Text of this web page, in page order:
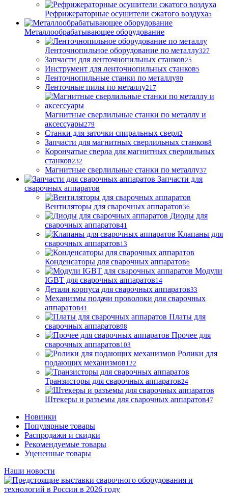
Рефрижераторные осушители сжатого воздуха5
Металлообрабатывающее оборудование
Ленточнопильное оборудование по металлу327
Запчасти для ленточнопильных станков25
Инструмент для ленточнопильных станков5
Ленточнопильные станки по металлу80
Ленточные пилы по металлу217
Магнитные сверлильные станки по металлу и
аксессуары279
Станки для заточки спиральных сверл2
Запчасти для магнитных сверлильных станков8
Корончатые сверла для магнитных сверлильных
станков232
Магнитные сверлильные станки по металлу37
Запчасти для
сварочных аппаратов
Вентиляторы для сварочных аппаратов36
Диоды для
сварочных аппаратов41
Клапаны для
сварочных аппаратов13
Конденсаторы для сварочных аппаратов6
Модули
IGBT для сварочных аппаратов14
Детали корпуса для сварочных аппаратов33
Механизмы подачи проволоки для сварочных
аппаратов41
Платы для
сварочных аппаратов98
Прочее для
сварочных аппаратов103
Ролики для
подающих механизмов122
Транзисторы для сварочных аппаратов24
Штекеры и разъемы для сварочных аппаратов47
Новинки
Популярные товары
Распродажи и скидки
Рекомендуемые товары
Уцененные товары
Наши новости